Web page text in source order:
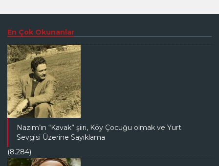
En Çok Okunanlar
Nazım’ın “Kavak” şiiri, Köy Çocuğu olmak ve Yurt
Sevgisi Üzerine Sayıklama
(8.284)